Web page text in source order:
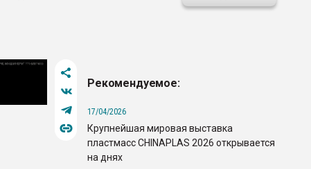
Рекомендуемое:
17/04/2026
Крупнейшая мировая выставка
пластмасс CHINAPLAS 2026 открывается
на днях